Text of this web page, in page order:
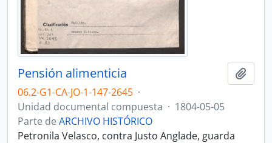
Pensión alimenticia
06.2-G1-CA-JO-1-147-2645 ·
Unidad documental compuesta · 1804-05-05
Parte de ARCHIVO HISTÓRICO
Petronila Velasco, contra Justo Anglade, guarda